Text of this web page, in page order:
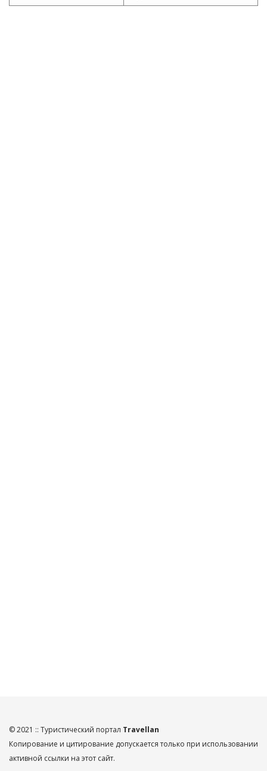
© 2021 :: Туристический портал Travellan
Копирование и цитирование допускается только при использовании
активной ссылки на этот сайт.